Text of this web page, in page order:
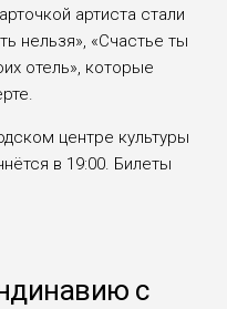
артиста стали
нельзя», «Счастье ты
отель», которые
центре культуры
в 19:00. Билеты
с